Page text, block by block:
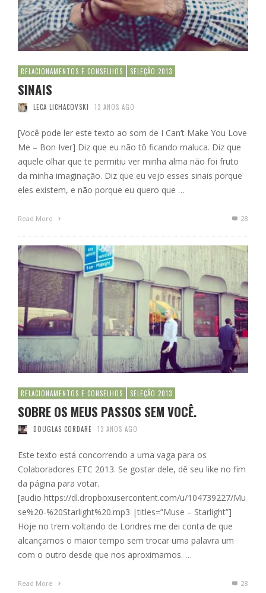
RELACIONAMENTOS E CONSELHOS SELEÇÃO 2013
SINAIS
LECA LICHACOVSKI 13 ANOS AGO
[Você pode ler este texto ao som de I Can’t Make You Love
Me – Bon Iver] Diz que eu não tô ficando maluca. Diz que
aquele olhar que te permitiu ver minha alma não foi fruto
da minha imaginação. Diz que eu vejo esses sinais porque
eles existem, e não porque eu quero que …
Read More 28
RELACIONAMENTOS E CONSELHOS SELEÇÃO 2013
SOBRE OS MEUS PASSOS SEM VOCÊ.
DOUGLAS CORDARE 13 ANOS AGO
Este texto está concorrendo a uma vaga para os
Colaboradores ETC 2013. Se gostar dele, dê seu like no fim
da página para votar.
[audio https://dl.dropboxusercontent.com/u/104739227/Mu
se%20-%20Starlight%20.mp3 |titles=”Muse – Starlight”]
Hoje no trem voltando de Londres me dei conta de que
alcançamos o maior tempo sem trocar uma palavra um
com o outro desde que nos aproximamos. …
Read More 28